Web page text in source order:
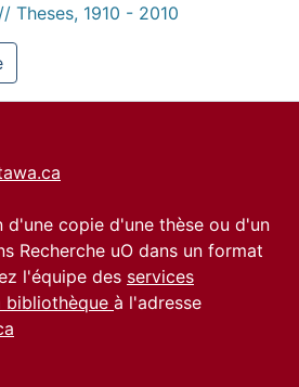
Theses, 1910 - 2010
d'une copie d'une thèse ou d'un
Recherche uO dans un format
l'équipe des services
bibliothèque à l'adresse